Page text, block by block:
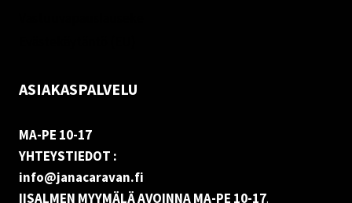
ASIAKASPALVELU
MA-PE 10-17
YHTEYSTIEDOT :
info@janacaravan.fi
IISALMEN MYYMÄLÄ AVOINNA MA-PE 10-17.